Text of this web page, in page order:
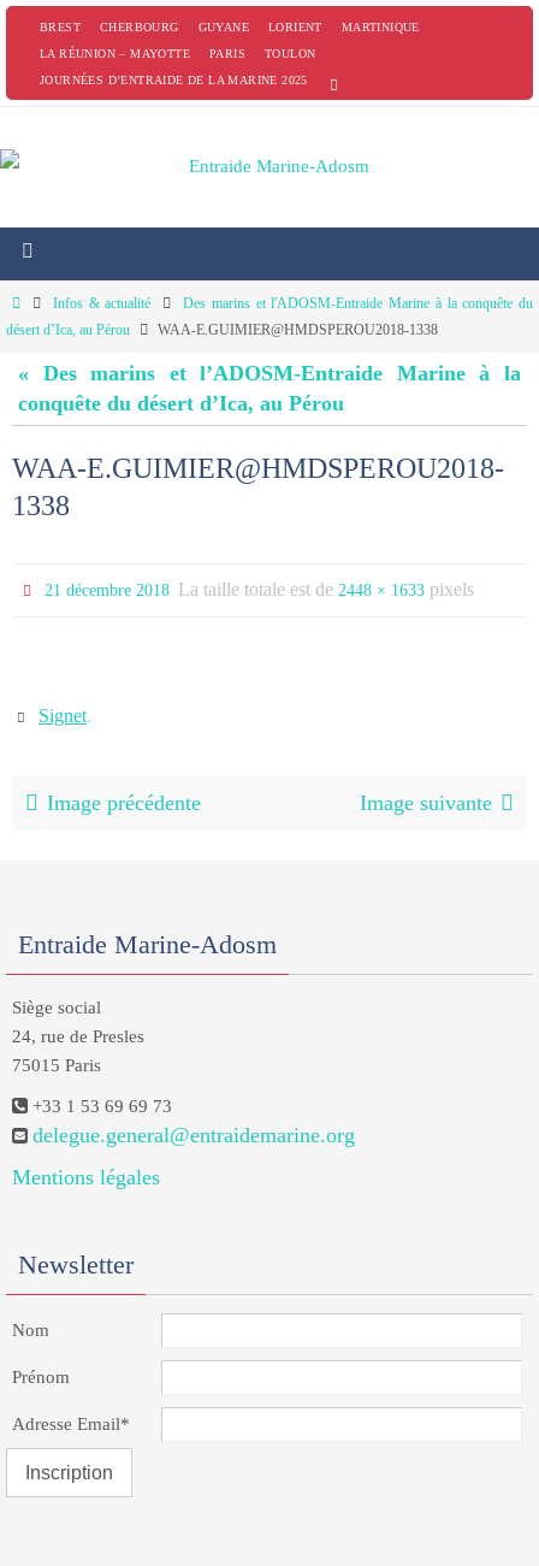
PasserBREST CHERBOURG GUYANE LORIENT
MARTINIQUE
LA RÉUNION – MAYOTTE
PARIS
TOULON
JOURNÉES D’ENTRAIDE DE LA MARINE 2025
HomeInfos & actualité
Des marins et l'ADOSM-Entraide Marine à la conquête du
désert d’Ica, au Pérou
WAA-E.GUIMIER@HMDSPEROU2018-1338
« Des marins et l’ADOSM-Entraide Marine à la
conquête du désert d’Ica, au Pérou
WAA-E.GUIMIER@HMDSPEROU2018-
1338
21 décembre 2018 La taille totale est de 2448 × 1633 pixels
Signet.
Image précédente Image suivante
Entraide Marine-Adosm
Siège social
24, rue de Presles
75015 Paris
+33 1 53 69 69 73
delegue.general@entraidemarine.org
Mentions légales
Newsletter
Nom
Prénom
Adresse Email*